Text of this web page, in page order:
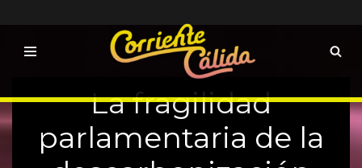
La fragilidad
parlamentaria de la